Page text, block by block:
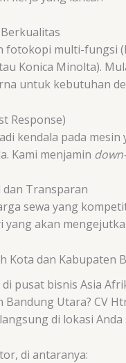
fotokopi multi-fungsi
Konica Minolta).
untuk kebutuhan
Response)
kendala pada
Kami menjamin
dan Transparan
sewa yang
yang akan
Kota dan Kabupaten
pusat bisnis Asia
Bandung Utara? CV
di lokasi
di antaranya: